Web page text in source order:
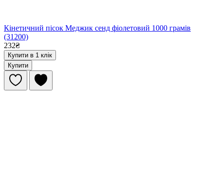
Кінетичний пісок Меджик сенд фіолетовий 1000 грамів
(31200)
232₴
Купити в 1 клік
Купити